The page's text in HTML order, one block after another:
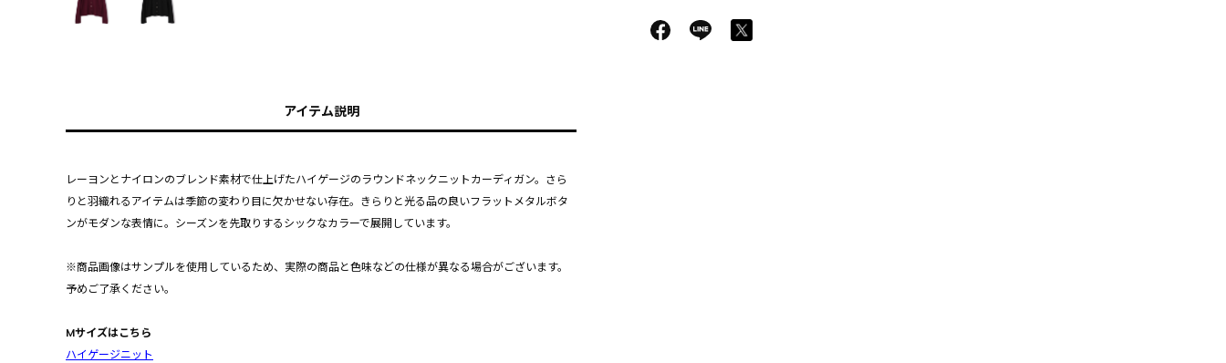
アイテム説明
レーヨンとナイロンのブレンド素材で仕上げたハイゲージのラウンドネックニットカーディガン。さら
りと羽織れるアイテムは季節の変わり目に欠かせない存在。きらりと光る品の良いフラットメタルボタ
ンがモダンな表情に。シーズンを先取りするシックなカラーで展開しています。
※商品画像はサンプルを使用しているため、実際の商品と色味などの仕様が異なる場合がございます。
予めご了承ください。
Mサイズはこちら
ハイゲージニット